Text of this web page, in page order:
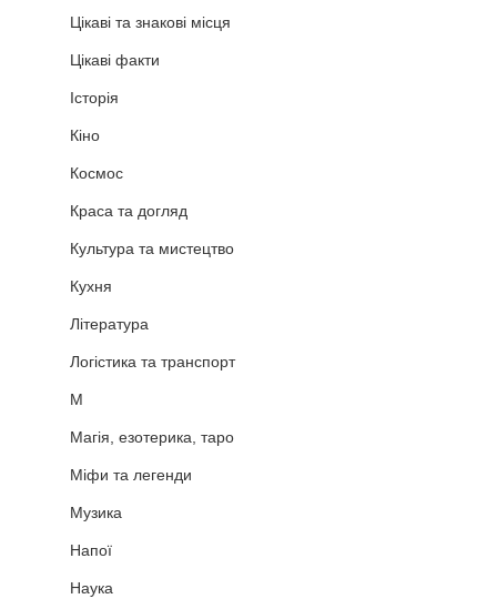
Цікаві та знакові місця
Цікаві факти
Історія
Кіно
Космос
Краса та догляд
Культура та мистецтво
Кухня
Література
Логістика та транспорт
М
Магія, езотерика, таро
Міфи та легенди
Музика
Напої
Наука